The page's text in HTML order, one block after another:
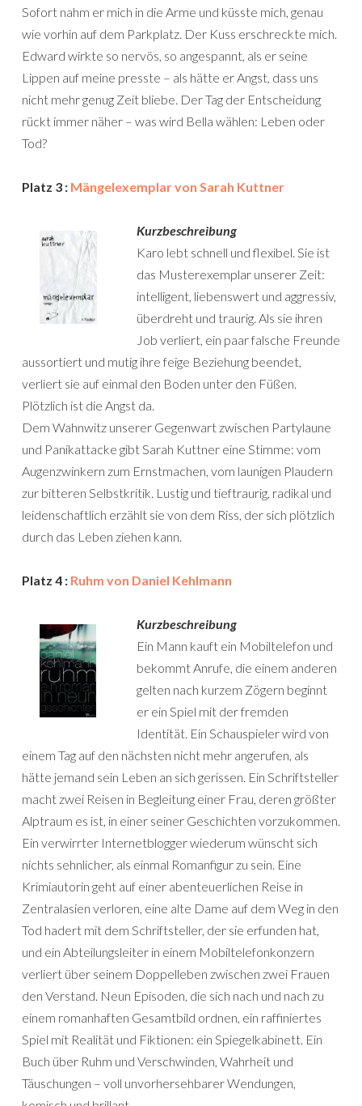
Sofort nahm er mich in die Arme und küsste mich, genau
wie vorhin auf dem Parkplatz. Der Kuss erschreckte mich.
Edward wirkte so nervös, so angespannt, als er seine
Lippen auf meine presste – als hätte er Angst, dass uns
nicht mehr genug Zeit bliebe. Der Tag der Entscheidung
rückt immer näher – was wird Bella wählen: Leben oder
Tod?
Platz 3 : Mängelexemplar von Sarah Kuttner
Kurzbeschreibung
Karo lebt schnell und flexibel. Sie ist
das Musterexemplar unserer Zeit:
intelligent, liebenswert und aggressiv,
überdreht und traurig. Als sie ihren
Job verliert, ein paar falsche Freunde
aussortiert und mutig ihre feige Beziehung beendet,
verliert sie auf einmal den Boden unter den Füßen.
Plötzlich ist die Angst da.
Dem Wahnwitz unserer Gegenwart zwischen Partylaune
und Panikattacke gibt Sarah Kuttner eine Stimme: vom
Augenzwinkern zum Ernstmachen, vom launigen Plaudern
zur bitteren Selbstkritik. Lustig und tieftraurig, radikal und
leidenschaftlich erzählt sie von dem Riss, der sich plötzlich
durch das Leben ziehen kann.
Platz 4 : Ruhm von Daniel Kehlmann
Kurzbeschreibung
Ein Mann kauft ein Mobiltelefon und
bekommt Anrufe, die einem anderen
gelten nach kurzem Zögern beginnt
er ein Spiel mit der fremden
Identität. Ein Schauspieler wird von
einem Tag auf den nächsten nicht mehr angerufen, als
hätte jemand sein Leben an sich gerissen. Ein Schriftsteller
macht zwei Reisen in Begleitung einer Frau, deren größter
Alptraum es ist, in einer seiner Geschichten vorzukommen.
Ein verwirrter Internetblogger wiederum wünscht sich
nichts sehnlicher, als einmal Romanfigur zu sein. Eine
Krimiautorin geht auf einer abenteuerlichen Reise in
Zentralasien verloren, eine alte Dame auf dem Weg in den
Tod hadert mit dem Schriftsteller, der sie erfunden hat,
und ein Abteilungsleiter in einem Mobiltelefonkonzern
verliert über seinem Doppelleben zwischen zwei Frauen
den Verstand. Neun Episoden, die sich nach und nach zu
einem romanhaften Gesamtbild ordnen, ein raffiniertes
Spiel mit Realität und Fiktionen: ein Spiegelkabinett. Ein
Buch über Ruhm und Verschwinden, Wahrheit und
Täuschungen – voll unvorhersehbarer Wendungen,